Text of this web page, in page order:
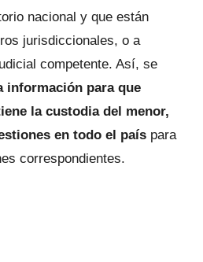
nacional y que están
jurisdiccionales, o a
competente. Así, se
información para que
la custodia del menor,
en todo el país para
correspondientes.